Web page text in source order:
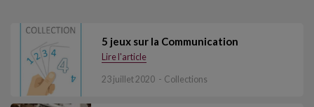
5 jeux sur la Communication
Lire l'article
23 juillet 2020 Collections